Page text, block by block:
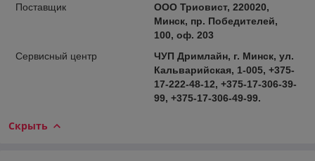
Поставщик
ООО Триовист, 220020,
Минск, пр. Победителей,
100, оф. 203
Сервисный центр
ЧУП Дримлайн, г. Минск, ул.
Кальварийская, 1-005, +375-
17-222-48-12, +375-17-306-39-
99, +375-17-306-49-99.
Скрыть